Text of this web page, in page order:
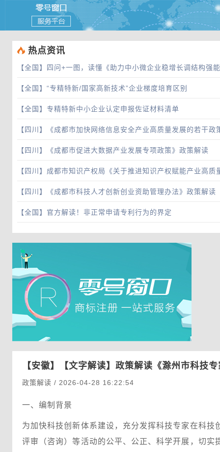
热点资讯
【全国】 四问+一图，读懂《助力中小微企业稳增长调结构强
【全国】 “专精特新/国家高新技术”企业梯度培育区别
【全国】 专精特新中小企业认定申报佐证材料清单
【四川】 《成都市加快网络信息安全产业高质量发展的若干
【四川】 《成都市促进大数据产业发展专项政策》政策解读
【四川】 成都市知识产权局《关于推进知识产权赋能产业高质
【四川】 《成都市科技人才创新创业资助管理办法》政策解读
【全国】 官方解读！非正常申请专利行为的界定
【安徽】 【文字解读】政策解读《滁州市科技
政策解读 / 2026-04-28 16:22:54
一、编制背景
为加快科技创新体系建设，充分发挥科技专家在科
评审（咨询）等活动的公平、公正、科学开展，切